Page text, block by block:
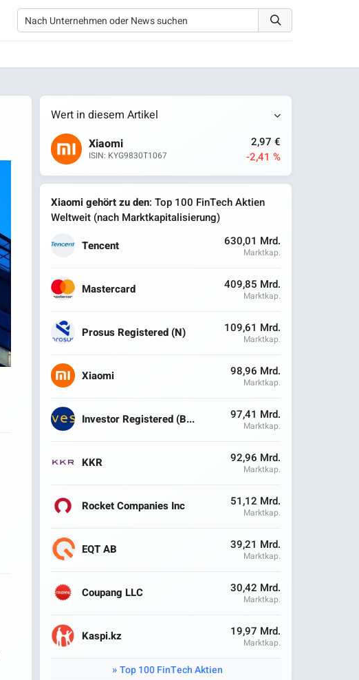
Wert in diesem Artikel
Xiaomi
ISIN: KYG9830T1067
2,97 €
-2,41 %
Xiaomi gehört zu den: Top 100 FinTech Aktien
Weltweit (nach Marktkapitalisierung)
Tencent
630,01 Mrd.
Marktkap.
Mastercard 409,85 Mrd.
Marktkap.
Prosus Registered (N) 109,61 Mrd.
Marktkap.
Xiaomi 98,96 Mrd.
Marktkap.
Investor Registered (B... 97,41 Mrd.
Marktkap.
KKR 92,96 Mrd.
Marktkap.
Rocket Companies Inc 51,12 Mrd.
Marktkap.
EQT AB 39,21 Mrd.
Marktkap.
Coupang LLC 30,42 Mrd.
Marktkap.
Kaspi.kz 19,97 Mrd.
Marktkap.
Top 100 FinTech Aktien